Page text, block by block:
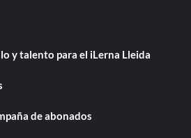
y talento para el iLerna Lleida
de abonados